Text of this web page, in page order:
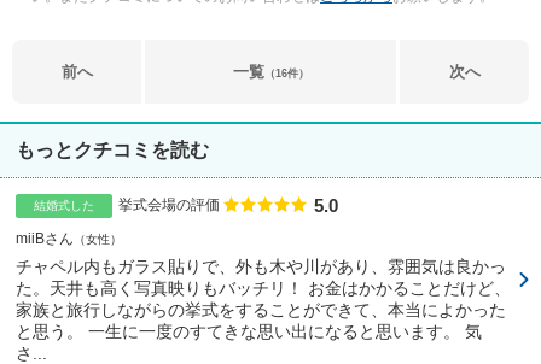
前へ 一覧（16件） 次へ
もっとクチコミを読む
結婚式した 挙式会場の評価 点数
5.0
miiBさん 女性
チャペル内もガラス貼りで、外も木や川があり、雰囲気は良かっ
た。天井も高く写真映りもバッチリ！ お金はかかることだけど、
家族と旅行しながらの挙式をすることができて、本当によかった
と思う。 一生に一度のすてきな思い出になると思います。 気
さ...